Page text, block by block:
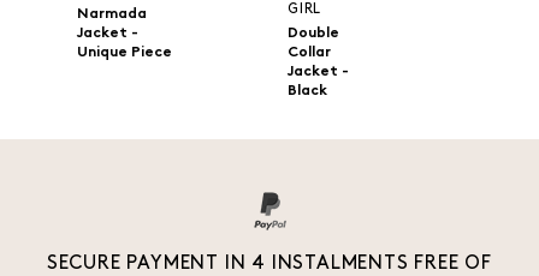
Narmada
Jacket -
Unique Piece
GIRL
Double
Collar
Jacket -
Black
SECURE PAYMENT IN 4 INSTALMENTS FREE OF